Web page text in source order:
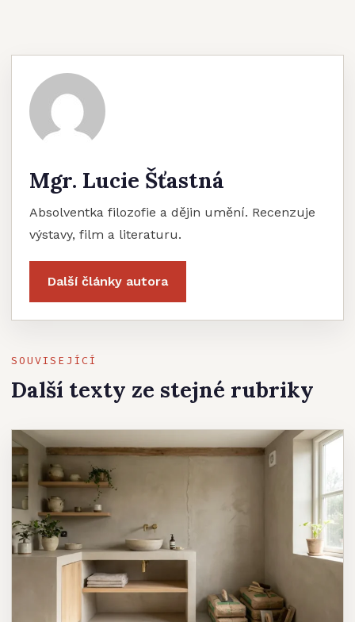
Mgr. Lucie Šťastná
Absolventka filozofie a dějin umění. Recenzuje
výstavy, film a literaturu.
Další články autora
SOUVISEJÍCÍ
Další texty ze stejné rubriky